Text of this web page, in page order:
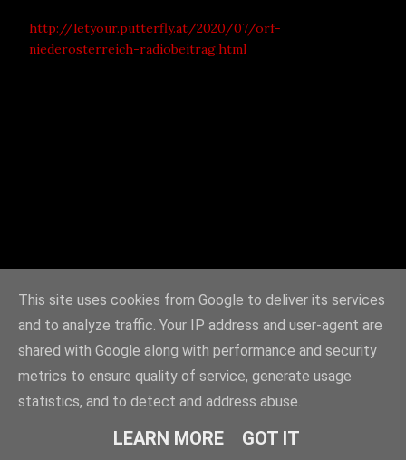
http://letyour.putterfly.at/2020/07/orf-
niederosterreich-radiobeitrag.html
This site uses cookies from Google to deliver its services
and to analyze traffic. Your IP address and user-agent are
shared with Google along with performance and security
metrics to ensure quality of service, generate usage
statistics, and to detect and address abuse.
LEARN MORE GOT IT